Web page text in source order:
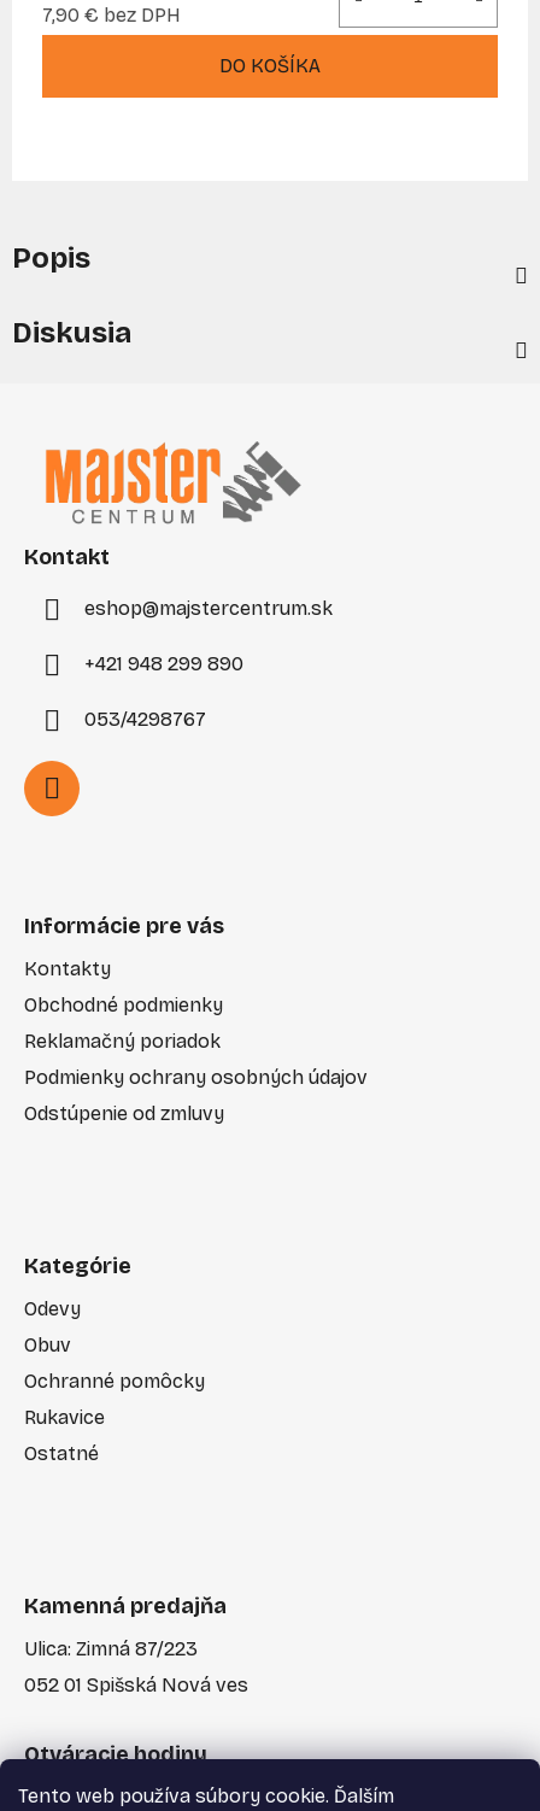
Tento web používa súbory cookie. Ďalším
7,90 € bez DPH
DO KOŠÍKA
Popis
Diskusia
Kontakt
eshop@majstercentrum.sk
+421 948 299 890
053/4298767
Informácie pre vás
Kontakty
Obchodné podmienky
Reklamačný poriadok
Podmienky ochrany osobných údajov
Odstúpenie od zmluvy
Kategórie
Odevy
Obuv
Ochranné pomôcky
Rukavice
Ostatné
Kamenná predajňa
Ulica: Zimná 87/223
052 01 Spišská Nová ves
Otváracie hodiny
Po-Pia: 7:30 - 17:00